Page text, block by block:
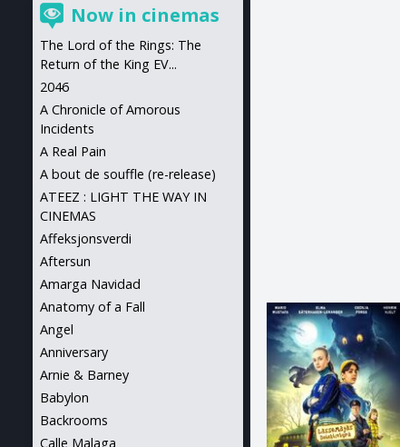
Now in cinemas
The Lord of the Rings: The
Return of the King EV...
2046
A Chronicle of Amorous
Incidents
A Real Pain
A bout de souffle (re-release)
ATEEZ : LIGHT THE WAY IN
CINEMAS
Affeksjonsverdi
Aftersun
Amarga Navidad
Anatomy of a Fall
Angel
Anniversary
Arnie & Barney
Babylon
Backrooms
Calle Malaga